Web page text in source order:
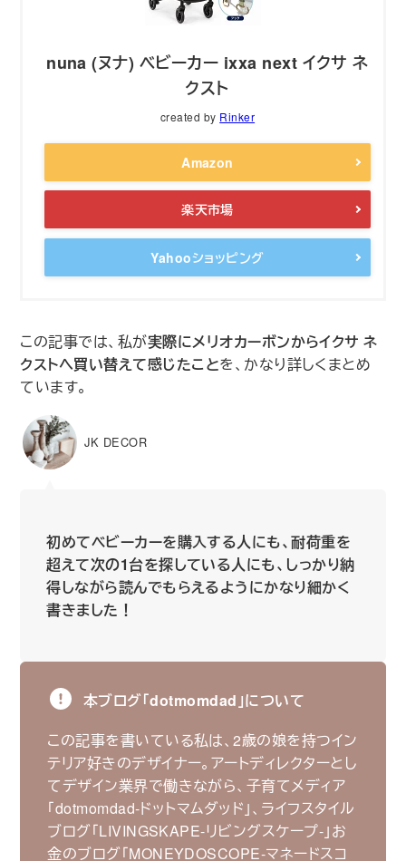
nuna (ヌナ) ベビーカー ixxa next イクサ ネ
クスト
created by Rinker
Amazon
楽天市場
Yahooショッピング
この記事では、私が実際にメリオカーボンからイクサ ネ
クストへ買い替えて感じたことを、かなり詳しくまとめ
ています。
JK DECOR
初めてベビーカーを購入する人にも、耐荷重を
超えて次の1台を探している人にも、しっかり納
得しながら読んでもらえるようにかなり細かく
書きました！
本ブログ｢dotmomdad｣について
この記事を書いている私は、2歳の娘を持つイン
テリア好きのデザイナー。アートディレクターとし
てデザイン業界で働きながら、子育てメディア
｢dotmomdad-ドットマムダッド｣、ライフスタイル
ブログ｢LIVINGSKAPE-リビングスケープ-｣お
金のブログ｢MONEYDOSCOPE-マネードスコ